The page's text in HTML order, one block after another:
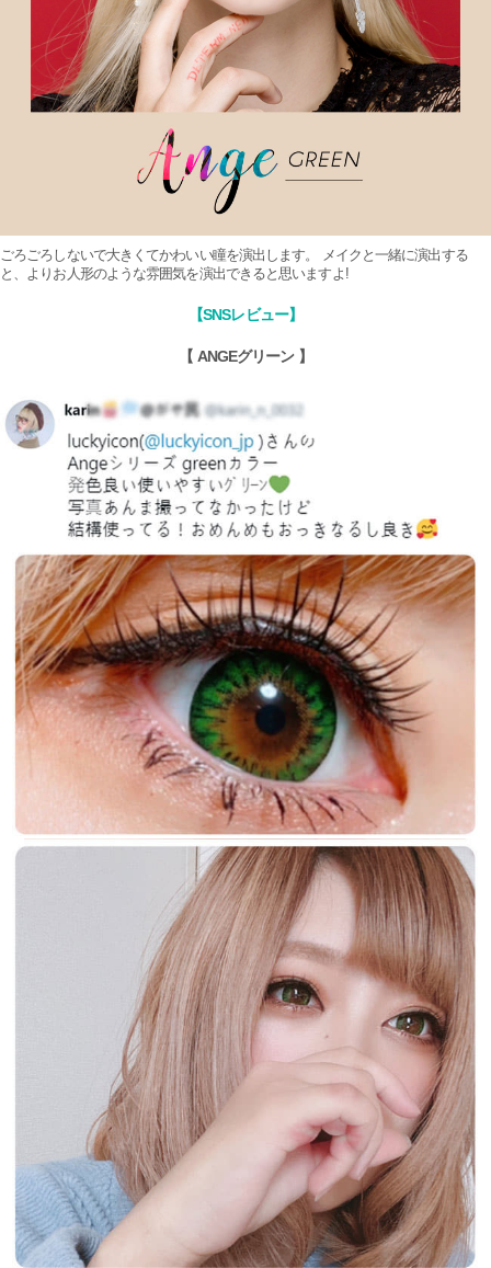
ごろごろしないで大きくてかわいい瞳を演出します。 メイクと一緒に演出する
と、よりお人形のような雰囲気を演出できると思いますよ!
【SNSレビュー】
【 ANGEグリーン 】